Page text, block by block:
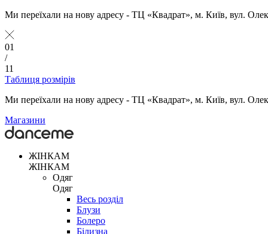
Ми переїхали на нову адресу - ТЦ «Квадрат», м. Київ, вул.
01
/
11
Таблиця розмірів
Ми переїхали на нову адресу - ТЦ «Квадрат», м. Київ, вул.
Магазини
ЖІНКАМ
ЖІНКАМ
Одяг
Одяг
Весь розділ
Блузи
Болеро
Білизна